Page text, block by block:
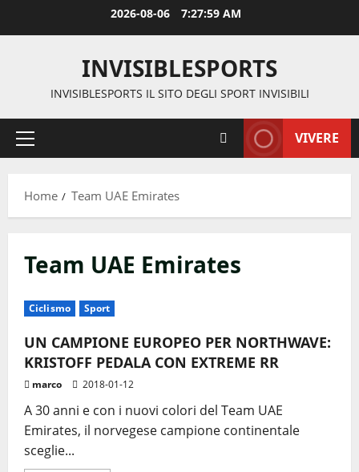
2026-08-06 7:27:59 AM
INVISIBLESPORTS
INVISIBLESPORTS IL SITO DEGLI SPORT INVISIBILI
Menu
VIVERE
Home Team UAE Emirates
Team UAE Emirates
Ciclismo Sport
UN CAMPIONE EUROPEO PER NORTHWAVE:
KRISTOFF PEDALA CON EXTREME RR
marco 2018-01-12
A 30 anni e con i nuovi colori del Team UAE
Emirates, il norvegese campione continentale
sceglie...